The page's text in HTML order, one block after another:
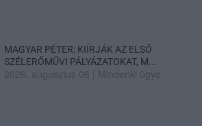
MAGYAR PÉTER: KIÍRJÁK AZ ELSŐ
SZÉLERŐMŰVI PÁLYÁZATOKAT, M...
2026. augusztus 06 Mindenki ügye